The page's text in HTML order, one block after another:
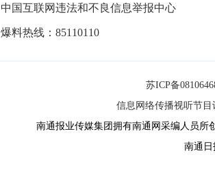
中国互联网违法和不良信息举报中心
爆料热线：85110110
苏ICP备
信息网络传播视听节目
南通报业传媒集团拥有南通网采编人员所
南通日